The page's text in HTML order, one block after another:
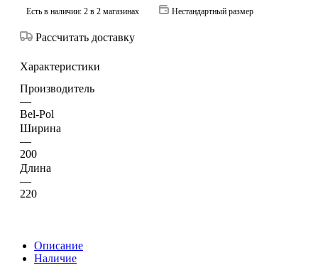
Есть в наличии: 2 в 2 магазинах Нестандартный размер
Рассчитать доставку
Характеристики
Производитель
—
Bel-Pol
Ширина
—
200
Длина
—
220
Описание
Наличие